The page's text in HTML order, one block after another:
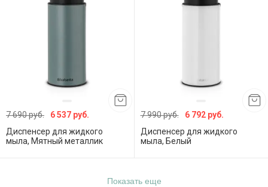
7 690 руб.
6 537 руб.
Диспенсер для жидкого
мыла, Мятный металлик
7 990 руб.
6 792 руб.
Диспенсер для жидкого
мыла, Белый
Показать еще